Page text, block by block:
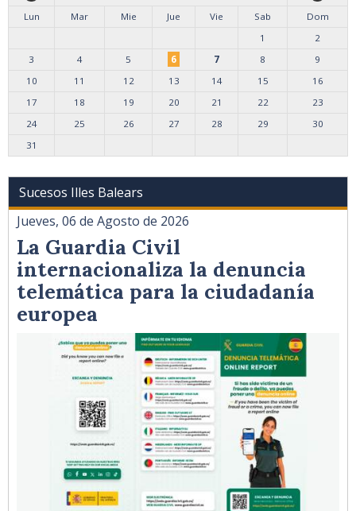
Lun Mar Mie Jue Vie Sab
Dom
1
2
3
4 5 6 7 8
9
10
11 12 13 14 15
16
17
18 19 20 21 22
23
24
25 26 27 28 29
30
31
Sucesos Illes Balears
Jueves, 06 de Agosto de 2026
La Guardia Civil
internacionaliza la denuncia
telemática para la ciudadanía
europea